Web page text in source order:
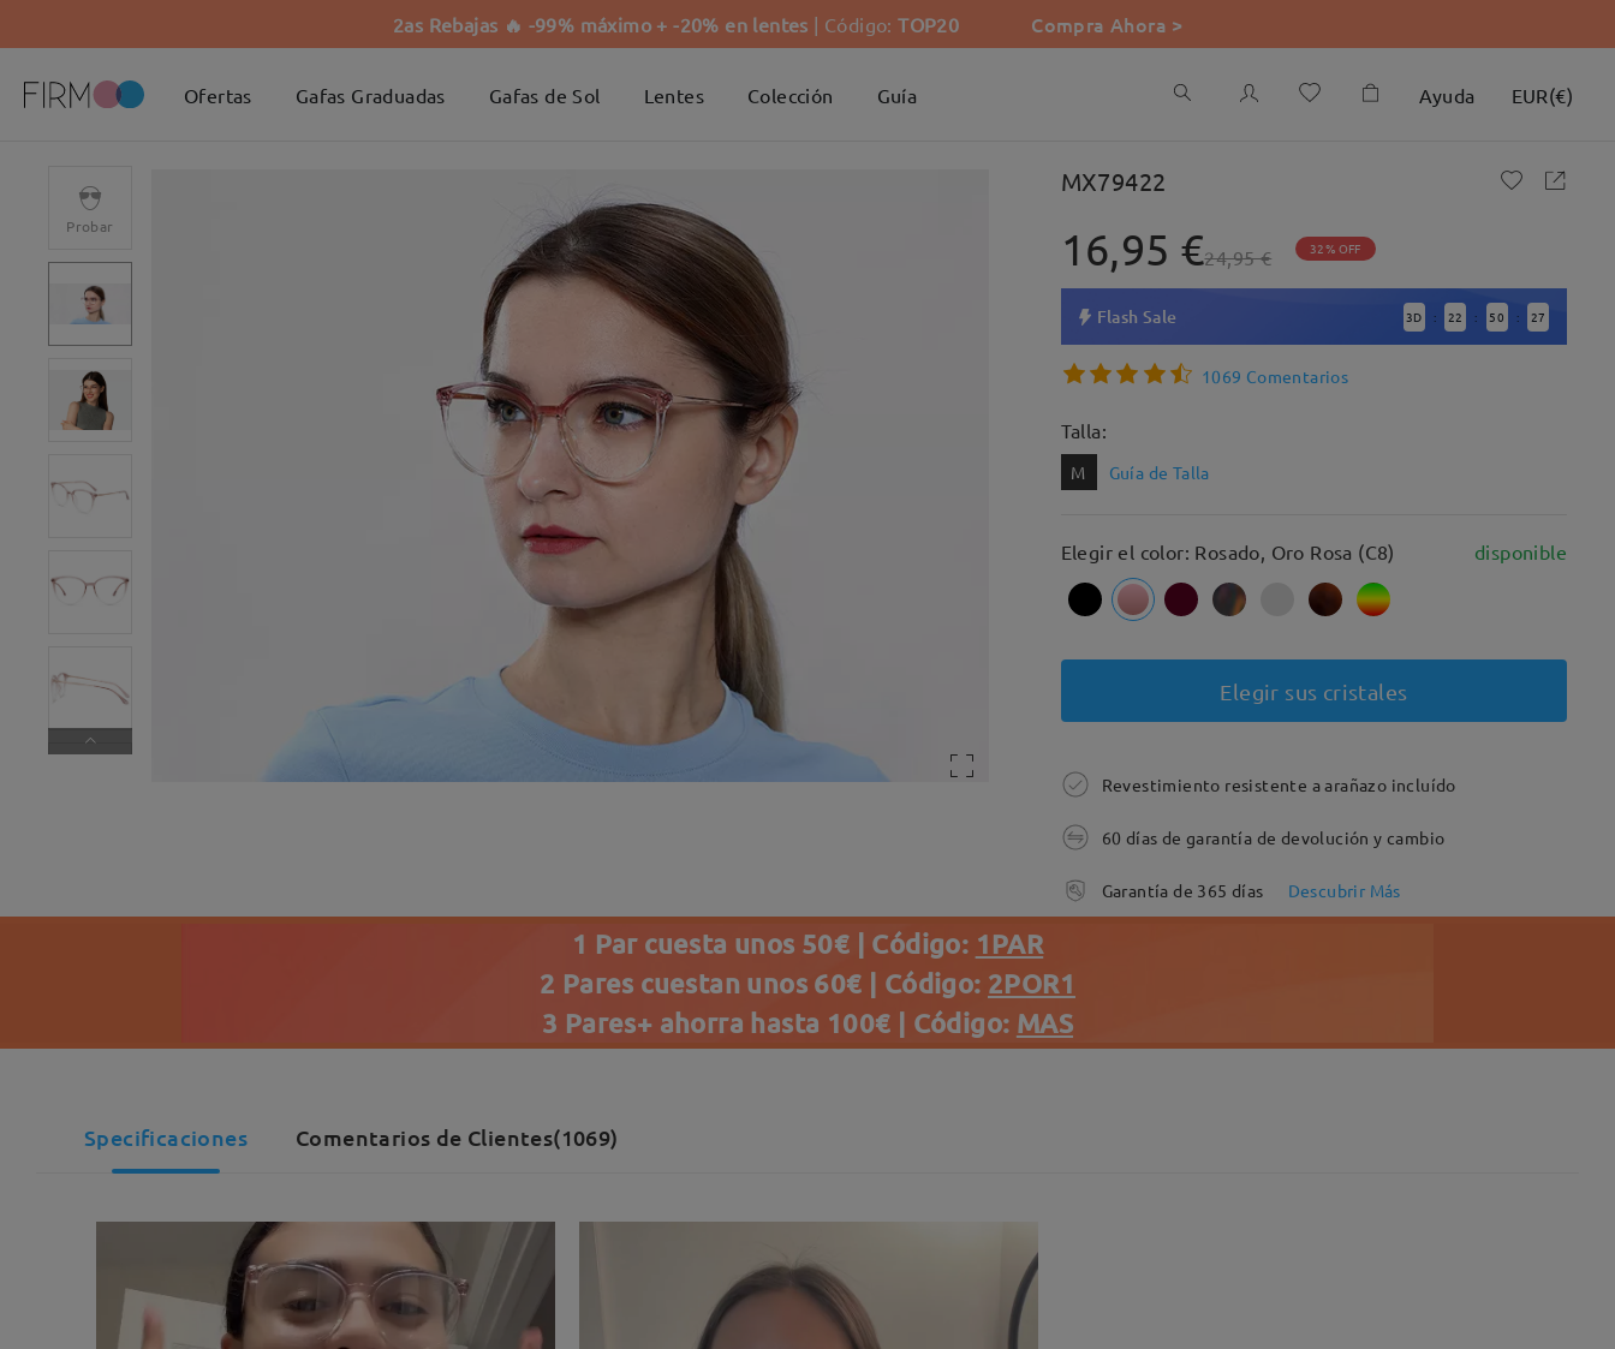
2as Rebajas 🔥 -99% máximo + -20% en lentes | Código:TOP20 Compra Ahora >
Ofertas Gafas Graduadas Gafas de Sol Lentes Colección Guía Ayuda EUR(€)
Probar
MX79422
16,95 €24,95 € 32% OFF
Flash Sale 3D : 22 : 50 : 25
1069 Comentarios
Talla:
M Guía de Talla
Elegir el color: Rosado, Oro Rosa (C8) disponible
Elegir sus cristales
Revestimiento resistente a arañazo incluído
60 días de garantía de devolución y cambio
Garantía de 365 días Descubrir Más
1 Par cuesta unos 50€ | Código: 1PAR
2 Pares cuestan unos 60€ | Código: 2POR1
3 Pares+ ahorra hasta 100€ | Código: MAS
Specificaciones Comentarios de Clientes(1069)